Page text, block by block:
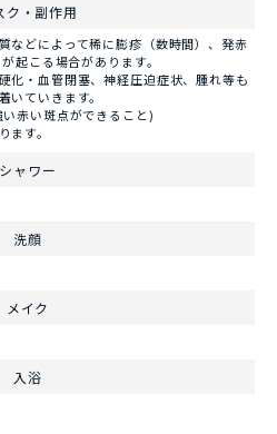
ク・副作用
などによって稀に膨疹（数時間）、発赤
起こる場合があります。
化・血管閉塞、神経圧迫症状、腫れ等も
ていきます。
赤い斑点ができること)
す。
シャワー
洗顔
メイク
入浴